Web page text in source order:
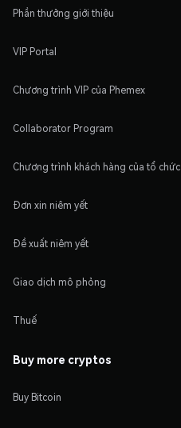
Phần thưởng giới thiệu
VIP Portal
Chương trình VIP của Phemex
Collaborator Program
Chương trình khách hàng của tổ chức
Đơn xin niêm yết
Đề xuất niêm yết
Giao dịch mô phỏng
Thuế
Buy more cryptos
Buy Bitcoin